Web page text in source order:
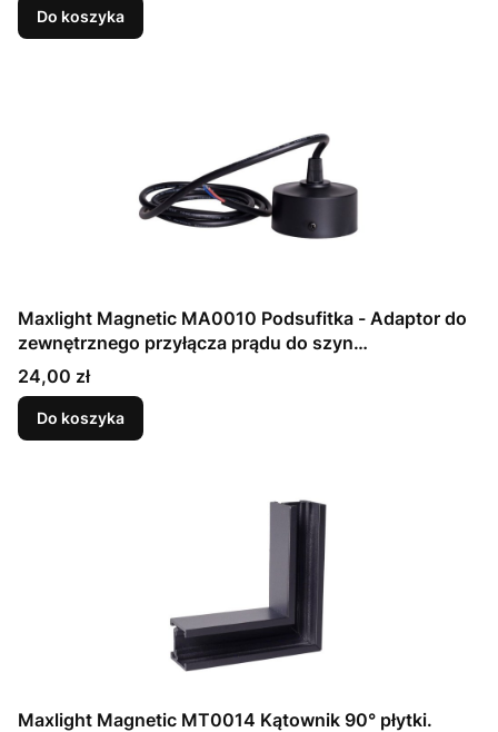
Do koszyka
Maxlight Magnetic MA0010 Podsufitka - Adaptor do
zewnętrznego przyłącza prądu do szyn
magnetycznych
Cena
24,00 zł
Do koszyka
Maxlight Magnetic MT0014 Kątownik 90° płytki.